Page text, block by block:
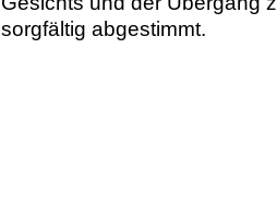
sorgfältig abgestimmt.